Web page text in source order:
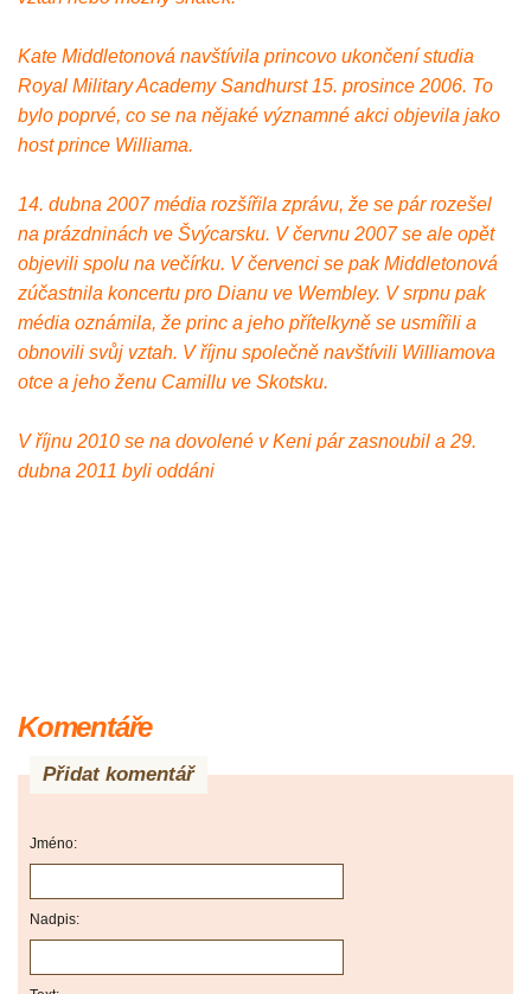
Kate Middletonová navštívila princovo ukončení studia
Royal Military Academy Sandhurst 15. prosince 2006. To
bylo poprvé, co se na nějaké významné akci objevila jako
host prince Williama.
14. dubna 2007 média rozšířila zprávu, že se pár rozešel
na prázdninách ve Švýcarsku. V červnu 2007 se ale opět
objevili spolu na večírku. V červenci se pak Middletonová
zúčastnila koncertu pro Dianu ve Wembley. V srpnu pak
média oznámila, že princ a jeho přítelkyně se usmířili a
obnovili svůj vztah. V říjnu společně navštívili Williamova
otce a jeho ženu Camillu ve Skotsku.
V říjnu 2010 se na dovolené v Keni pár zasnoubil a 29.
dubna 2011 byli oddáni
Komentáře
Přidat komentář
Jméno:
Nadpis: